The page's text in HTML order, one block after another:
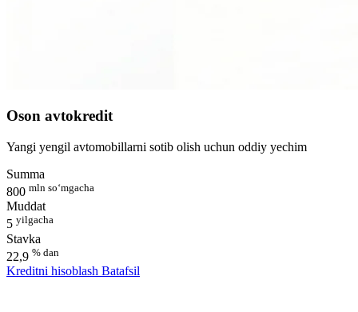
Oson avtokredit
Yangi yengil avtomobillarni sotib olish uchun oddiy yechim
Summa
800 mln so‘mgacha
Muddat
5 yilgacha
Stavka
22,9 % dan
Kreditni hisoblash Batafsil